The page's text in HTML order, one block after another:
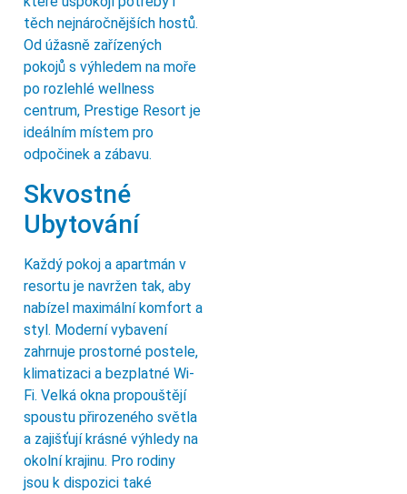
těch nejnáročnějších hostů.
Od úžasně zařízených
pokojů s výhledem na moře
po rozlehlé wellness
centrum, Prestige Resort je
ideálním místem pro
odpočinek a zábavu.
Skvostné
Ubytování
Každý pokoj a apartmán v
resortu je navržen tak, aby
nabízel maximální komfort a
styl. Moderní vybavení
zahrnuje prostorné postele,
klimatizaci a bezplatné Wi-
Fi. Velká okna propouštějí
spoustu přirozeného světla
a zajišťují krásné výhledy na
okolní krajinu. Pro rodiny
jsou k dispozici také